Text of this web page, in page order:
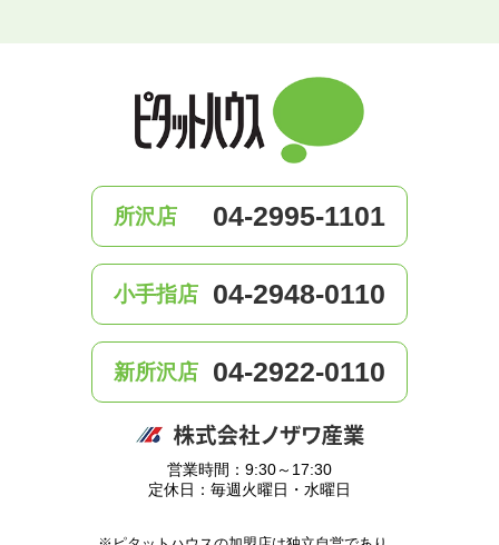
所沢店 04-2995-1101
小手指店 04-2948-0110
新所沢店 04-2922-0110
営業時間：9:30～17:30
定休日：毎週火曜日・水曜日